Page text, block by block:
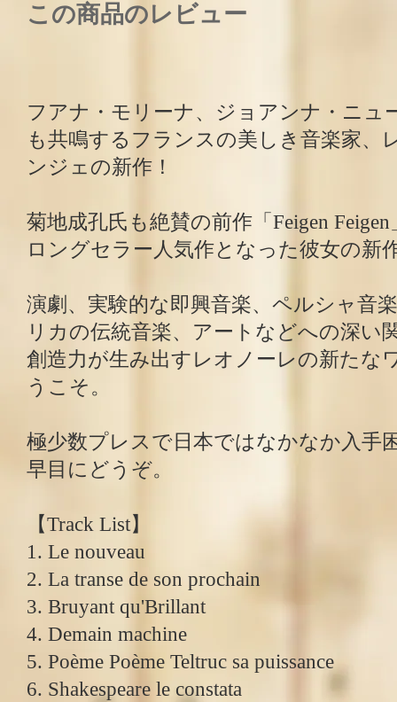
この商品のレビュー
フアナ・モリーナ、ジョアンナ・ニュ
も共鳴するフランスの美しき音楽家、
ンジェの新作！
菊地成孔氏も絶賛の前作「Feigen
ロングセラー人気作となった彼女の新
演劇、実験的な即興音楽、ペルシャ音
リカの伝統音楽、アートなどへの深い
創造力が生み出すレオノーレの新たな
うこそ。
極少数プレスで日本ではなかなか入手
早目にどうぞ。
【Track List】
1. Le nouveau
2. La transe de son prochain
3. Bruyant qu'Brillant
4. Demain machine
5. Poème Poème Teltruc sa puissance
6. Shakespeare le constata